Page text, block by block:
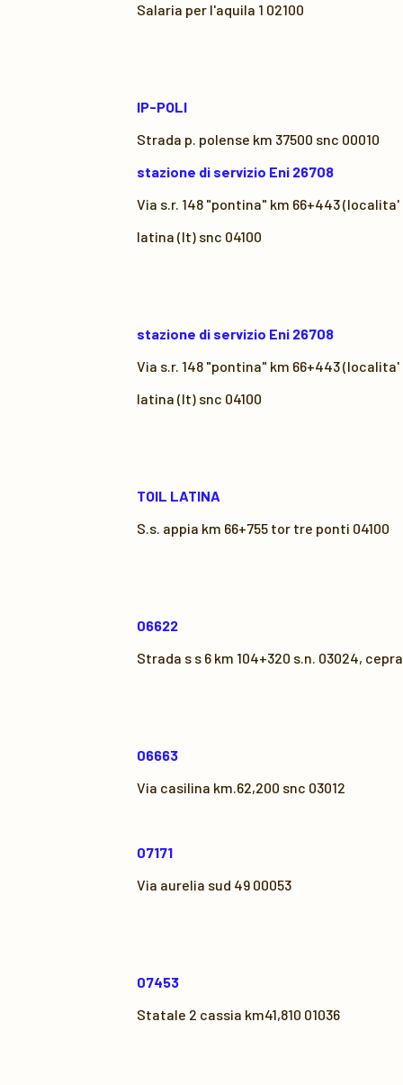
Salaria per l'aquila 1 02100
IP-POLI
Strada p. polense km 37500 snc 00010
stazione di servizio Eni 26708
Via s.r. 148 "pontina" km 66+443
latina (lt) snc 04100
stazione di servizio Eni 26708
Via s.r. 148 "pontina" km 66+443
latina (lt) snc 04100
TOIL LATINA
S.s. appia km 66+755 tor tre ponti 04100
06622
Strada s s 6 km 104+320 s.n. 03024,
06663
Via casilina km.62,200 snc 03012
07171
Via aurelia sud 49 00053
07453
Statale 2 cassia km41,810 01036